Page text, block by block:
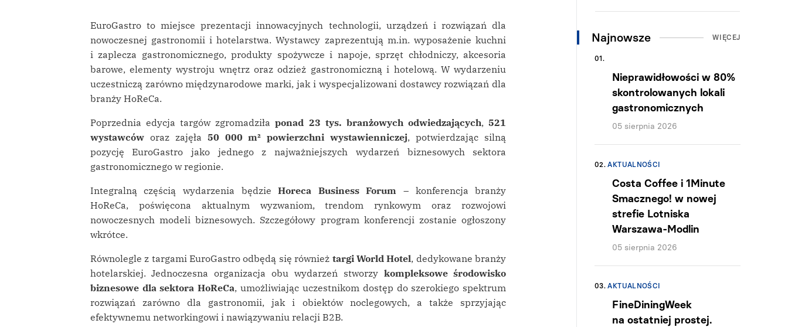
EuroGastro to miejsce prezentacji innowacyjnych technologii, urządzeń i rozwiązań dla
nowoczesnej gastronomii i hotelarstwa. Wystawcy zaprezentują m.in. wyposażenie kuchni
i zaplecza gastronomicznego, produkty spożywcze i napoje, sprzęt chłodniczy, akcesoria
barowe, elementy wystroju wnętrz oraz odzież gastronomiczną i hotelową. W wydarzeniu
uczestniczą zarówno międzynarodowe marki, jak i wyspecjalizowani dostawcy rozwiązań dla
branży HoReCa.
Poprzednia edycja targów zgromadziłaponad 23 tys. branżowych odwiedzających,521
wystawcóworaz zajęła 50 000 m² powierzchni wystawienniczej, potwierdzając silną
pozycję EuroGastro jako jednego z najważniejszych wydarzeń biznesowych sektora
gastronomicznego w regionie.
Integralną częścią wydarzenia będzieHoreca Business Forum – konferencja branży
HoReCa, poświęcona aktualnym wyzwaniom, trendom rynkowym oraz rozwojowi
nowoczesnych modeli biznesowych. Szczegółowy program konferencji zostanie ogłoszony
wkrótce.
Równolegle z targami EuroGastro odbędą się również targi World Hotel, dedykowane branży
hotelarskiej. Jednoczesna organizacja obu wydarzeń stworzy kompleksowe środowisko
biznesowe dla sektora HoReCa, umożliwiając uczestnikom dostęp do szerokiego spektrum
rozwiązań zarówno dla gastronomii, jak i obiektów noclegowych, a także sprzyjając
efektywnemu networkingowi i nawiązywaniu relacji B2B.
Najnowsze WIĘCEJ
01.
Nieprawidłowości w 80%
skontrolowanych lokali
gastronomicznych
05 sierpnia 2026
02. AKTUALNOŚCI
Costa Coffee i 1Minute
Smacznego! w nowej
strefie Lotniska
Warszawa-Modlin
05 sierpnia 2026
03. AKTUALNOŚCI
FineDiningWeek
na ostatniej prostej.